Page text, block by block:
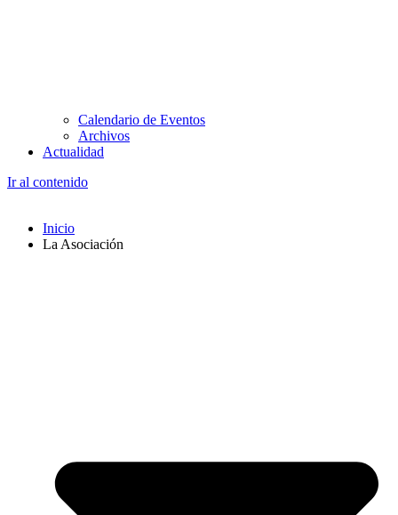
Calendario de Eventos
Archivos
Actualidad
Ir al contenido
Inicio
La Asociación